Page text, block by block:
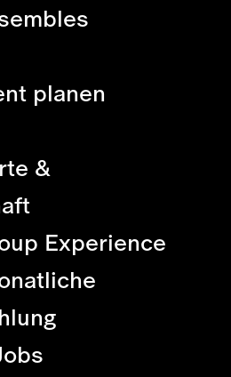
planen
&
Experience